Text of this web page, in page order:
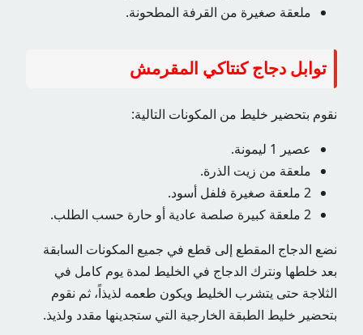
ملعقة صغيرة من القرفة المطحونة.
توابل دجاج كنتاكي المقرمش
نقوم بتحضير خليط من المكونات التالية:
عصير 1 ليمونة.
ملعقة من زيت الذرة.
2 ملعقة صغيرة فلفل أسود.
2 ملعقة كبيرة صلصة عادية أو حارة حسب الطلب.
نضع الدجاج المقطع إلى قطع في جميع المكونات السابقة
بعد خلطها ونترك الدجاج في الخليط لمدة يوم كامل في
الثلاجة حتى يتشرب الخليط ويكون طعمه لذيذاً، ثم نقوم
بتحضير خليط الطبقة الخارجية التي ستجدينها مقدد ولذيذ.